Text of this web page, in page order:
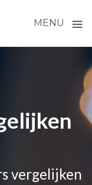
MENU ≡
vergelijken